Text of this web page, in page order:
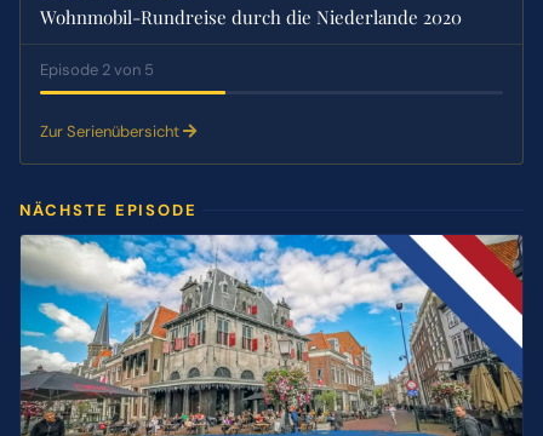
Wohnmobil-Rundreise durch die Niederlande 2020
Episode 2 von 5
Zur Serienübersicht
NÄCHSTE EPISODE